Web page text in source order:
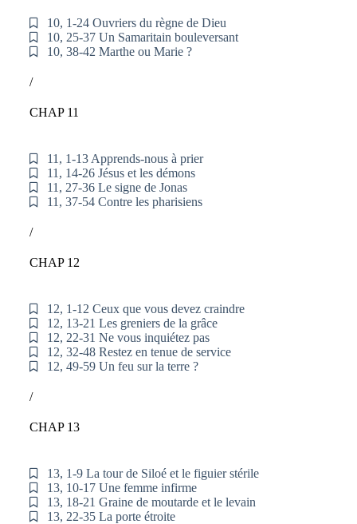
10, 1-24 Ouvriers du règne de Dieu
10, 25-37 Un Samaritain bouleversant
10, 38-42 Marthe ou Marie ?
/
CHAP 11
11, 1-13 Apprends-nous à prier
11, 14-26 Jésus et les démons
11, 27-36 Le signe de Jonas
11, 37-54 Contre les pharisiens
/
CHAP 12
12, 1-12 Ceux que vous devez craindre
12, 13-21 Les greniers de la grâce
12, 22-31 Ne vous inquiétez pas
12, 32-48 Restez en tenue de service
12, 49-59 Un feu sur la terre ?
/
CHAP 13
13, 1-9 La tour de Siloé et le figuier stérile
13, 10-17 Une femme infirme
13, 18-21 Graine de moutarde et le levain
13, 22-35 La porte étroite